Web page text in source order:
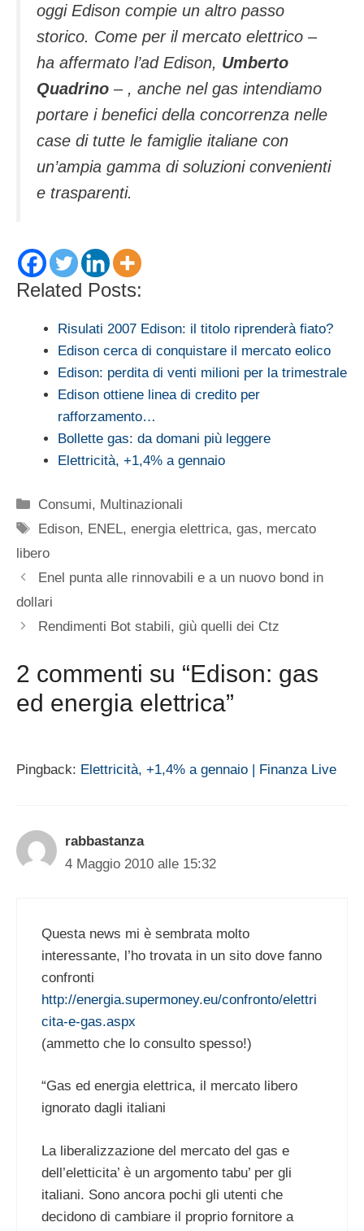
oggi Edison compie un altro passo
storico. Come per il mercato elettrico –
ha affermato l’ad Edison, Umberto
Quadrino – , anche nel gas intendiamo
portare i benefici della concorrenza nelle
case di tutte le famiglie italiane con
un’ampia gamma di soluzioni convenienti
e trasparenti.
Related Posts:
Risulati 2007 Edison: il titolo riprenderà fiato?
Edison cerca di conquistare il mercato eolico
Edison: perdita di venti milioni per la trimestrale
Edison ottiene linea di credito per
rafforzamento…
Bollette gas: da domani più leggere
Elettricità, +1,4% a gennaio
Categorie
Consumi, Multinazionali
Tag
Edison, ENEL,energia elettrica,gas, mercato
libero
Enel punta alle rinnovabili e a un nuovo bond in
dollari
Rendimenti Bot stabili, giù quelli dei Ctz
2 commenti su “Edison: gas
ed energia elettrica”
Pingback: Elettricità, +1,4% a gennaio | Finanza Live
rabbastanza
4 Maggio 2010 alle 15:32
Questa news mi è sembrata molto
interessante, l’ho trovata in un sito dove fanno
confronti
http://energia.supermoney.eu/confronto/elettri
cita-e-gas.aspx
(ammetto che lo consulto spesso!)
“Gas ed energia elettrica, il mercato libero
ignorato dagli italiani
La liberalizzazione del mercato del gas e
dell’eletticita’ è un argomento tabu’ per gli
italiani. Sono ancora pochi gli utenti che
decidono di cambiare il proprio fornitore a